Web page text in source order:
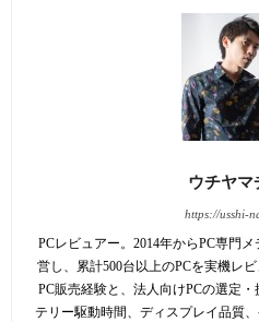
ウチヤマ
https://usshi-
PCレビュアー。2014年からPC専門
営し、累計500台以上のPCを実機レ
PC販売経験と、法人向けPCの選定
テリー駆動時間、ディスプレイ品質